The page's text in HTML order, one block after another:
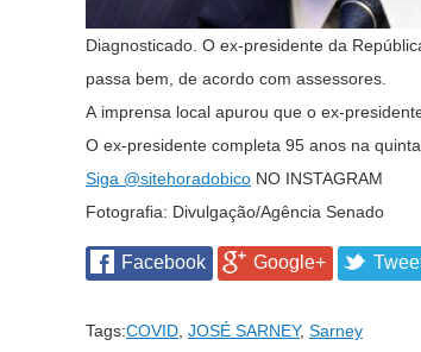
Diagnosticado. O ex-presidente da
passa bem, de acordo com assessores.
A imprensa local apurou que o ex-
O ex-presidente completa 95 anos na
Siga @sitehoradobico NO INSTAGRAM
Fotografia: Divulgação/Agência Senado
Facebook Google+
Tags:COVID JOSÉ SARNEY, Sarney